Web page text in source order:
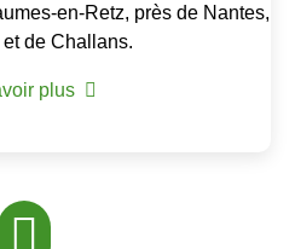
en-Retz, près de Nantes,
de Challans.
plus